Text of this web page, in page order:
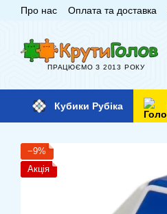
Перейти до основного контенту
Про нас Оплата та доставка
ПРАЦЮЄМО З 2013 РОКУ
Кубики Рубіка
−9%
Акція